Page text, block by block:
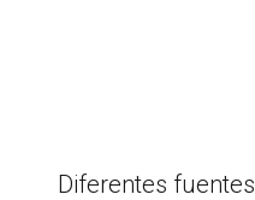
Diferentes fuentes